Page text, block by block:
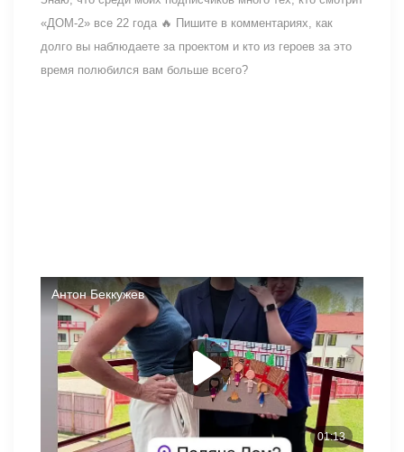
«ДОМ-2» все 22 года 🔥 Пишите в комментариях, как
долго вы наблюдаете за проектом и кто из героев за это
время полюбился вам больше всего?